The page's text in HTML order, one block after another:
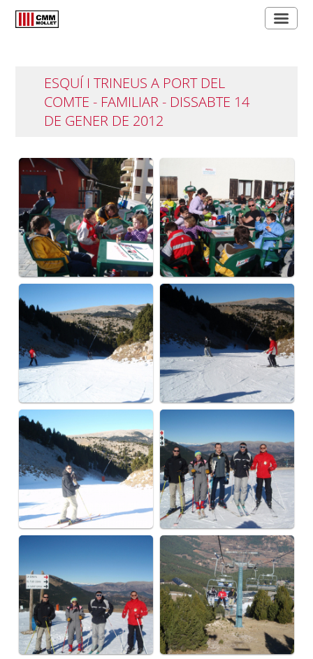
ESQUÍ I TRINEUS A PORT DEL
COMTE - FAMILIAR - DISSABTE 14
DE GENER DE 2012